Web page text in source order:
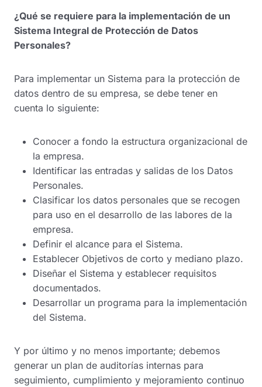
¿Qué se requiere para la implementación de un
Sistema Integral de Protección de Datos
Personales?
Para implementar un Sistema para la protección de
datos dentro de su empresa, se debe tener en
cuenta lo siguiente:
Conocer a fondo la estructura organizacional de
la empresa.
Identificar las entradas y salidas de los Datos
Personales.
Clasificar los datos personales que se recogen
para uso en el desarrollo de las labores de la
empresa.
Definir el alcance para el Sistema.
Establecer Objetivos de corto y mediano plazo.
Diseñar el Sistema y establecer requisitos
documentados.
Desarrollar un programa para la implementación
del Sistema.
Y por último y no menos importante; debemos
generar un plan de auditorías internas para
seguimiento, cumplimiento y mejoramiento continuo